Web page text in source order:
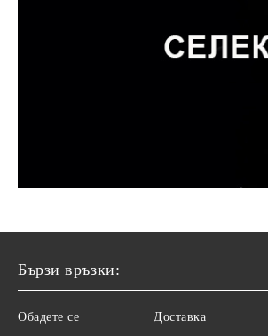
Бързи връзки:
Обадете се Доставка